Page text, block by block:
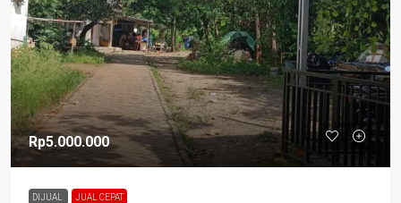
Rp5.000.000
DIJUAL JUAL CEPAT